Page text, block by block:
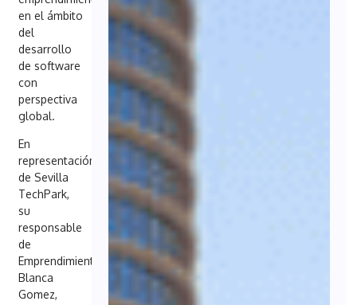
en el ámbito
del
desarrollo
de software
con
perspectiva
global.
En
representación
de Sevilla
TechPark,
su
responsable
de
Emprendimiento,
Blanca
Gomez,